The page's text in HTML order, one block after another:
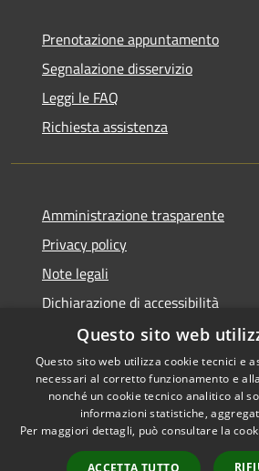
Prenotazione appuntamento
Segnalazione disservizio
Leggi le FAQ
Richiesta assistenza
Amministrazione trasparente
Privacy policy
Note legali
Dichiarazione di accessibilità
Accessibilità
Privacy
Questo sito web
Questo sito web utilizza cookie tecnici e
necessari al corretto funzionamento e
nonché un cookie tecnico analitico al
informazioni statistiche,
Per maggiori dettagli, può consultare la
ACCETTA TUTTO